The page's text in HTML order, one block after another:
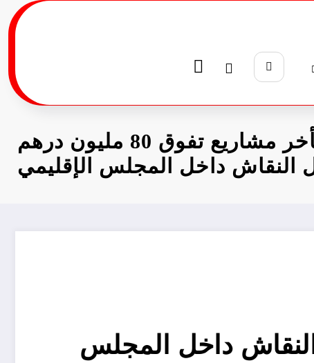
إقليم الحوز: تأخر مشاريع تفوق 80 مليون درهم
النقاش داخل المجلس الإقليمي
درهم يشعل النقاش داخل المجلس